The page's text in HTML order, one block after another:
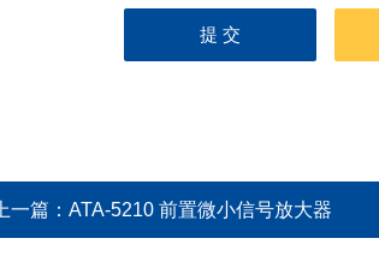
上一篇： ATA-5210 前置微小信号放大器